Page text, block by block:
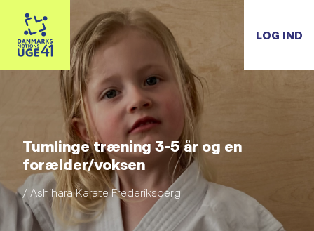
LOG IND
Tumlinge træning 3-5 år og en
forælder/voksen
/ Ashihara Karate Frederiksberg